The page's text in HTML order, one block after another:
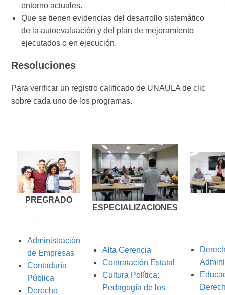
entorno actuales.
Que se tienen evidencias del desarrollo sistemático
de la autoevaluación y del plan de mejoramiento
ejecutados o en ejecución.
Resoluciones
Para verificar un registro calificado de UNAULA de clic
sobre cada uno de los programas.
PREGRADO
ESPECIALIZACIONES
Administración
de Empresas
Contaduría
Pública
Derecho
Alta Gerencia
Contratación Estatal
Cultura Política:
Pedagogía de los